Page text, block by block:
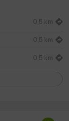
0,5 km
0,5 km
0,5 km